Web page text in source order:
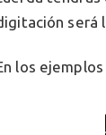
será
los